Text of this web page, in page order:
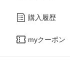
購入履歴
myクーポン